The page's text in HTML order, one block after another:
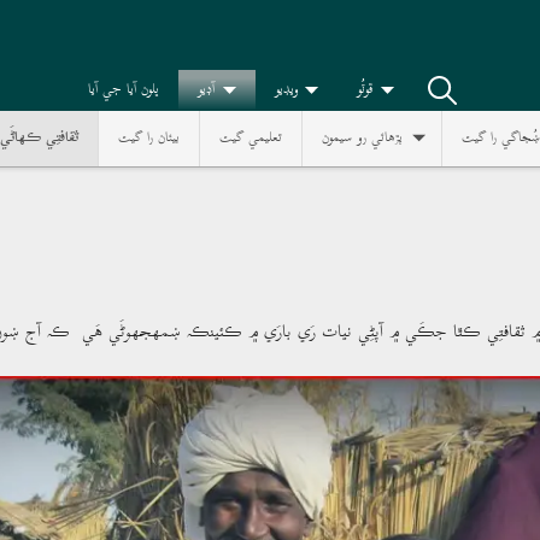
ڀلون آيا جي آيا
آڊيو
ثقافتِي ڪھاڻَي
بيئان را گيت تعليمي گيت پڙھائي رو سيمون ښُجاگي را گيت
ويڊيو ڦوٽُو
۾ ثقافتِي ڪٿا جڪَي ۾ آپڻِي نيات رَي بارَي ۾ ڪئينڪہ ښمھجھوڻَي ھَي ڪہ آج